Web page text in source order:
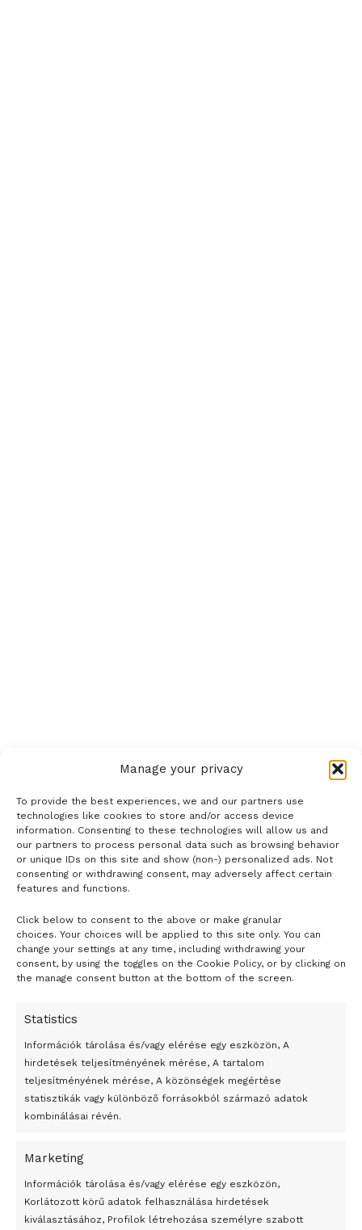
Manage your privacy
To provide the best experiences, we and our partners use
technologies like cookies to store and/or access device
information. Consenting to these technologies will allow us and
our partners to process personal data such as browsing behavior
or unique IDs on this site and show (non-) personalized ads. Not
consenting or withdrawing consent, may adversely affect certain
features and functions.
Click below to consent to the above or make granular
choices. Your choices will be applied to this site only. You can
change your settings at any time, including withdrawing your
consent, by using the toggles on the Cookie Policy, or by clicking on
the manage consent button at the bottom of the screen.
Statistics
Információk tárolása és/vagy elérése egy eszközön, A
hirdetések teljesítményének mérése, A tartalom
teljesítményének mérése, A közönségek megértése
statisztikák vagy különböző forrásokból származó adatok
kombinálásai révén.
Marketing
Információk tárolása és/vagy elérése egy eszközön,
Korlátozott körű adatok felhasználása hirdetések
kiválasztásához, Profilok létrehozása személyre szabott
- H I R D E T É S -
Átmenetileg szünetelnek az összecsapások Bahmutnál